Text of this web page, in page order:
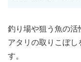
釣り場や狙う魚の活
アタリの取りこぼし
す。